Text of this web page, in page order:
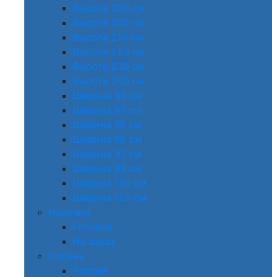
Высота 200 см
Высота 205 см
Высота 210 см
Высота 220 см
Высота 230 см
Высота 240 см
Ширина 86 см
Ширина 87 см
Ширина 88 см
Ширина 96 см
Ширина 97 см
Ширина 98 см
Ширина 120 см
Ширина 125 см
Наличие
Готовые
На заказ
Страна
Россия